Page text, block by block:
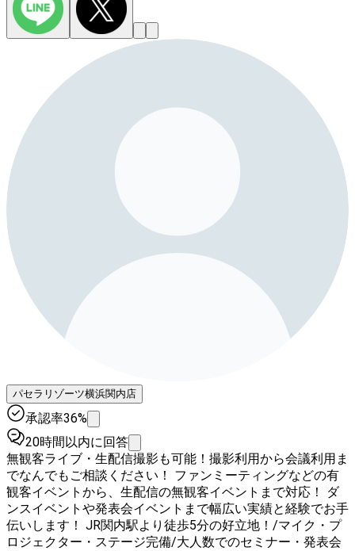
パセラリゾーツ横浜関内店
承認率36%
20時間以内に回答
無観客ライブ・生配信撮影も可能！撮影利用から会議利用ま
でなんでもご相談ください！ ファンミーティングなどの有
観客イベントから、生配信の無観客イベントまで対応！ ダ
ンスイベントや発表会イベントまで幅広い実績と経験でお手
伝いします！ JR関内駅より徒歩5分の好立地！/マイク・プ
ロジェクター・ステージ完備/大人数でのセミナー・発表会